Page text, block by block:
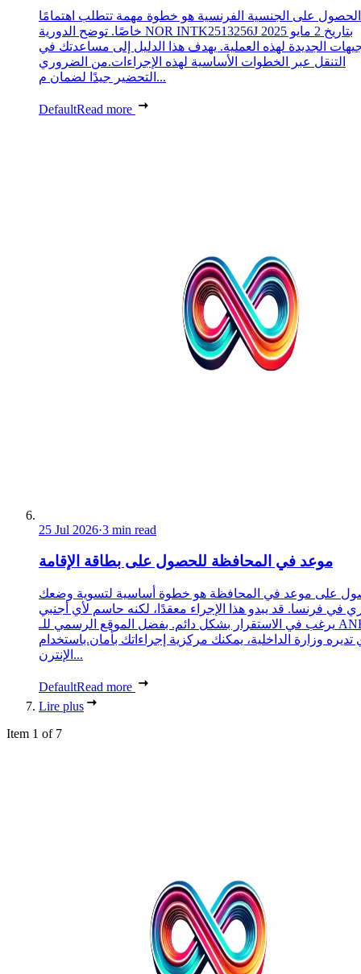
الحصول على الجنسية الفرنسية هو خطوة مهمة تتطلب اهتمامًا
خاصًا. توضح الدورية NOR INTK2513256J بتاريخ 2 مايو 2025
الجديدة لهذه العملية. يهدف هذا الدليل إلى مساعدتك في
التنقل عبر الخطوات الأساسية لهذه الإجراءات.من الضروري
التحضير جيدًا لضمان م...
DefaultRead more
25 Jul 2026·3 min read
موعد في المحافظة للحصول على بطاقة الإقامة
على موعد في المحافظة هو خطوة أساسية لتسوية وضعك
في فرنسا. قد يبدو هذا الإجراء معقدًا، لكنه حاسم لأي أجنبي
يرغب في الاستقرار بشكل دائم. بفضل الموقع الرسمي للـ ANEF،
تديره وزارة الداخلية، يمكنك مركزية إجراءاتك بأمان.باستخدام
الإنترن...
DefaultRead more
Lire plus
Item 1 of 7